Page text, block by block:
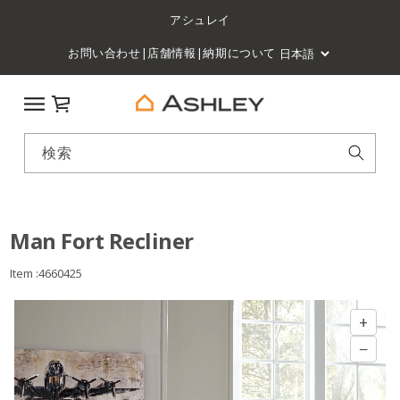
アシュレイ
お問い合わせ| 店舗情報 |納期について
検索
カート
Man Fort Recliner
Item :4660425
+
−